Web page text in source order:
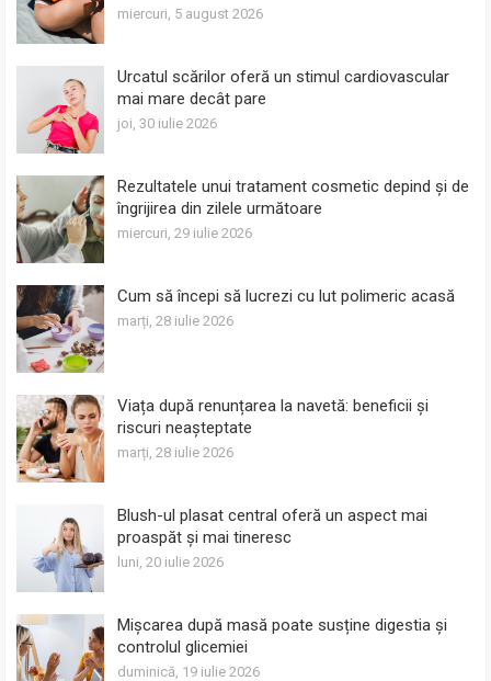
miercuri, 5 august 2026
Urcatul scărilor oferă un stimul cardiovascular
mai mare decât pare
joi, 30 iulie 2026
Rezultatele unui tratament cosmetic depind și de
îngrijirea din zilele următoare
miercuri, 29 iulie 2026
Cum să începi să lucrezi cu lut polimeric acasă
marți, 28 iulie 2026
Viața după renunțarea la navetă: beneficii și
riscuri neașteptate
marți, 28 iulie 2026
Blush-ul plasat central oferă un aspect mai
proaspăt și mai tineresc
luni, 20 iulie 2026
Mișcarea după masă poate susține digestia și
controlul glicemiei
duminică, 19 iulie 2026